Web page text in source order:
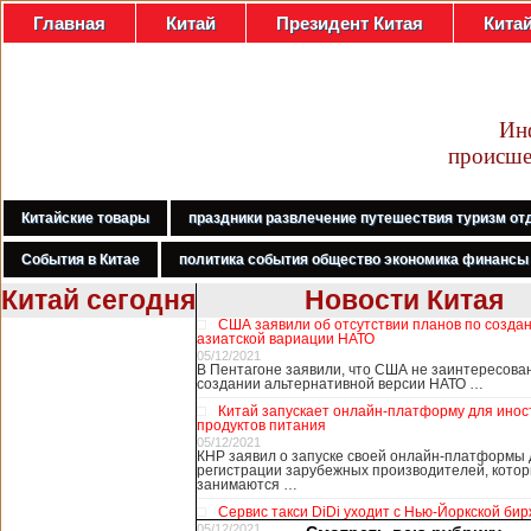
Главная Китай Президент Китая
Китайские товары праздники развлечение путешествия туризм
События в Китае политика события общество экономика финансы
Китай сегодня Новости Китая
США заявили об отсутствии планов по
азиатской вариации НАТО
05/12/2021
В Пентагоне заявили, что США не
создании альтернативной версии НАТО …
Китай запускает онлайн-платформу для
продуктов питания
05/12/2021
КНР заявил о запуске своей онлайн-платформы
регистрации зарубежных производителей,
занимаются …
Сервис такси DiDi уходит с Нью-Йоркской